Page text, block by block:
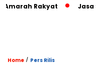
Rakyat Jasa
Home / Pers Rilis